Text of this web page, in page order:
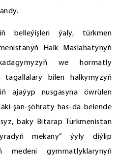
belleýişleri ýaly, türkmen
Halk Maslahatynyň
we hormatly
tagallalary bilen halkymyzyň
ajaýyp nusgasyna öwrülen
şan-şöhraty has-da belende
baky Bitarap Türkmenistan
mekany” ýyly diýlip
medeni gymmatlyklarynyň